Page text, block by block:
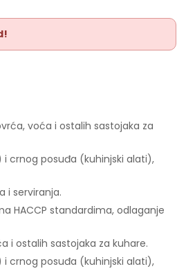
voća i ostalih sastojaka za
crnog posuđa (kuhinjski alati),
i serviranja.
HACCP standardima, odlaganje
i ostalih sastojaka za kuhare.
crnog posuđa (kuhinjski alati),